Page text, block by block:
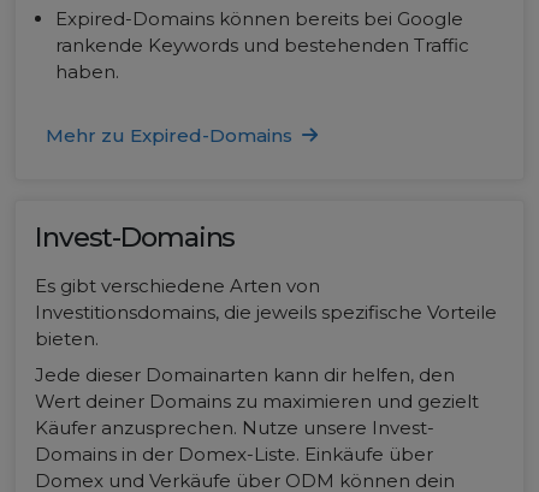
Expired-Domains können bereits bei Google
rankende Keywords und bestehenden Traffic
haben.
Mehr zu Expired-Domains
Invest-Domains
Es gibt verschiedene Arten von
Investitionsdomains, die jeweils spezifische Vorteile
bieten.
Jede dieser Domainarten kann dir helfen, den
Wert deiner Domains zu maximieren und gezielt
Käufer anzusprechen. Nutze unsere Invest-
Domains in der Domex-Liste. Einkäufe über
Domex und Verkäufe über ODM können dein